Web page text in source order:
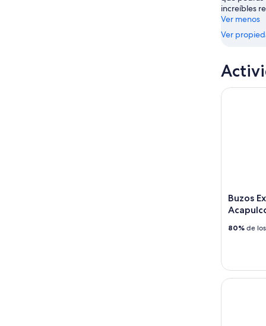
9
ago
increíbles
Ver menos
Ver
Buzos
80% de
Buzos